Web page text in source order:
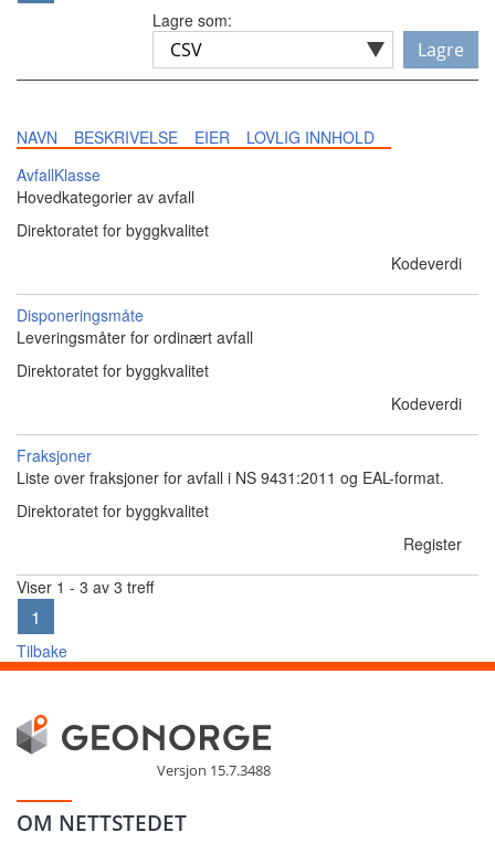
Lagre som:
Lagre
NAVN BESKRIVELSE EIER
LOVLIG INNHOLD
AvfallKlasse
Hovedkategorier av avfall
Direktoratet for byggkvalitet
Kodeverdi
Disponeringsmåte
Leveringsmåter for ordinært avfall
Direktoratet for byggkvalitet
Kodeverdi
Fraksjoner
Liste over fraksjoner for avfall i NS 9431:2011 og EAL-format.
Direktoratet for byggkvalitet
Register
Viser 1 - 3 av 3 treff
1
Tilbake